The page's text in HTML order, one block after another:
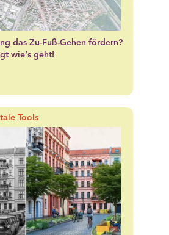
das Zu-Fuß-Gehen fördern?
wie‘s geht!
Tools